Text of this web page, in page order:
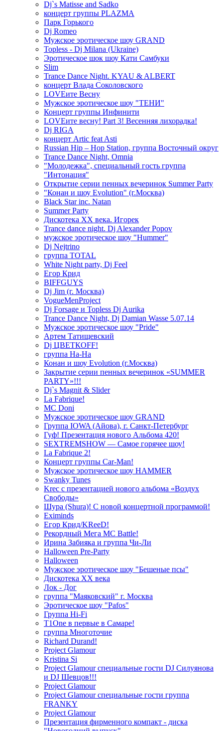
Dj`s Matisse and Sadko
концерт группы PLAZMA
Парк Горького
Dj Romeo
Мужское эротическое шоу GRAND
Topless - Dj Milana (Ukraine)
Эротическое шок шоу Кати Самбуки
Slim
Trance Dance Night. KYAU & ALBERT
концерт Влада Соколовского
LOVEите Весну
Мужское эротическое шоу "ТЕНИ"
Концерт группы Инфинити
LOVEите весну! Part 3! Весенняя лихорадка!
Dj RIGA
концерт Artic feat Asti
Russian Hip – Hop Station, группа Восточный округ
Trance Dance Night, Omnia
"Молодежка", специальный гость группа
"Интонация"
Открытие серии пенных вечеринок Summer Party
"Конан и шоу Evolution" (г.Москва)
Black Star inc. Natan
Summer Party
Дискотека ХХ века. Игорек
Trance dance night. Dj Alexander Popov
мужское эротическое шоу "Hummer"
Dj Nejtrino
группа TOTAL
White Night party, Dj Feel
Егор Крид
BIFFGUYS
Dj Jim (г. Москва)
VogueMenProject
Dj Forsage и Topless Dj Aurika
Trance Dance Night, Dj Damian Wasse 5.07.14
Мужское эротическое шоу "Pride"
Артем Татищевский
Dj ЦВЕТКOFF!
группа На-На
Конан и шоу Evolution (г.Москва)
Закрытие серии пенных вечеринок «SUMMER
PARTY»!!!
Dj`s Magnit & Slider
La Fabrique!
MC Doni
Мужское эротическое шоу GRAND
Группа IOWA (Айова), г. Санкт-Петербург
Гуф! Презентация нового Альбома 420!
SEXTREMSHOW — Самое горячее шоу!
La Fabrique 2!
Концерт группы Car-Man!
Мужское эротическое шоу HAMMER
Swanky Tunes
Krec с презентацией нового альбома «Воздух
Свободы»
Шура (Shura)! С новой концертной программой!
Eximinds
Егор Крид/KReeD!
Рекордный Мега МС Battle!
Ирина Забияка и группа Чи-Ли
Halloween Pre-Party
Halloween
Мужское эротическое шоу "Бешеные псы"
Дискотека ХХ века
Лок - Дог
группа "Маяковский" г. Москва
Эротическое шоу "Pafos"
Группа Hi-Fi
T1One в первые в Самаре!
группа Многоточие
Richard Durand!
Project Glamour
Kristina Si
Project Glamour специальные гости DJ Силуянова
и DJ Шевцов!!!
Project Glamour
Project Glamour специальные гости группа
FRANKY
Project Glamour
Презентация фирменного компакт - диска